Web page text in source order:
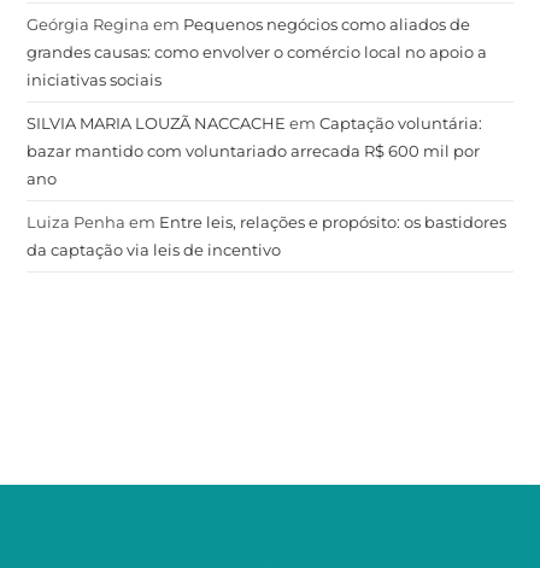
Geórgia Regina em Pequenos negócios como aliados de
grandes causas: como envolver o comércio local no apoio a
iniciativas sociais
SILVIA MARIA LOUZÃ NACCACHE emCaptação voluntária:
bazar mantido com voluntariado arrecada R$ 600 mil por
ano
Luiza Penha em Entre leis, relações e propósito: os bastidores
da captação via leis de incentivo